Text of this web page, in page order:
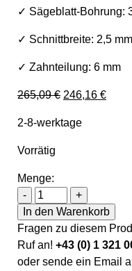
✓ Sägeblatt-Bohrung:
✓ Schnittbreite: 2,5 mm
✓ Zahnteilung: 6 mm
265,09€ 246,16 €
2-8-werktage
Vorrätig
Menge:
-
Metallkraft
+
In den Warenkorb
Fragen zu diesem
Ruf an! +43 (0) 1 321
oder sende ein Email